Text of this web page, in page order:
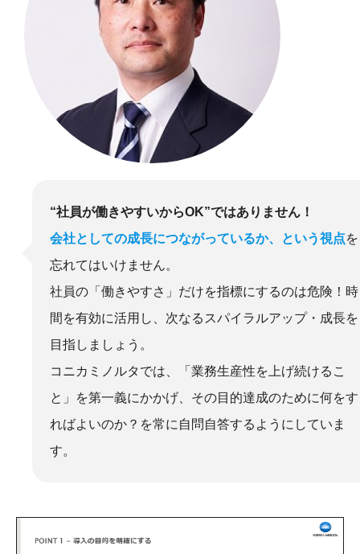
“社員が働きやすいからOK”ではありません！
会社としての成長につながっているか、という視点を
忘れてはいけません。
社員の「働きやすさ」だけを指標にするのは危険！時
間を有効に活用し、次なるスパイラルアップ・成長を
目指しましょう。
コニカミノルタでは、「業務生産性を上げ続けるこ
と」を第一義にかかげ、その目的達成のために何をす
ればよいのか？を常に自問自答するようにしていま
す。